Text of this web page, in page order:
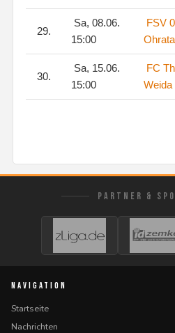
29.
Sa, 08.06.
15:00
FSV
30.
Sa, 15.06.
15:00
FC
Weida
PARTNER &
NAVIGATION
Startseite
Nachrichten